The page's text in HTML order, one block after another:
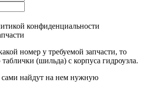
конфиденциальности
номер у требуемой запчасти, то
(шильда) с корпуса гидроузла.
найдут на нем нужную